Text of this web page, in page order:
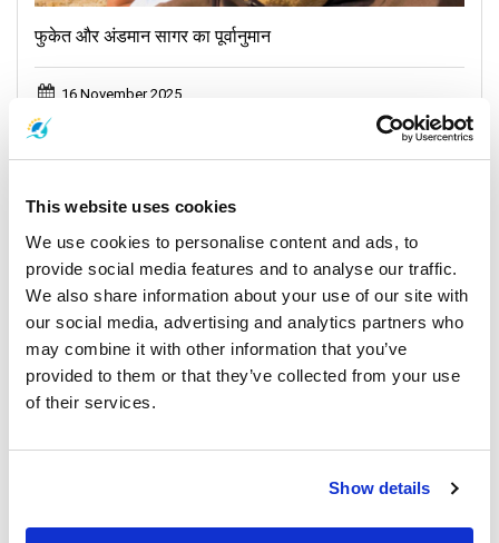
This website uses cookies
We use cookies to personalise content and ads, to
provide social media features and to analyse our traffic.
We also share information about your use of our site with
our social media, advertising and analytics partners who
may combine it with other information that you’ve
provided to them or that they’ve collected from your use
of their services.
Show details
फुकेत और अंडमान सागर का पूर्वानुमान
16 November 2025